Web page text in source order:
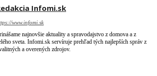
Infomi.sk
www.infomi.sk
najnovšie aktuality a spravodajstvo z domova a z
sveta. Infomi.sk servíruje prehľad tých najlepších správ z
a overených zdrojov.